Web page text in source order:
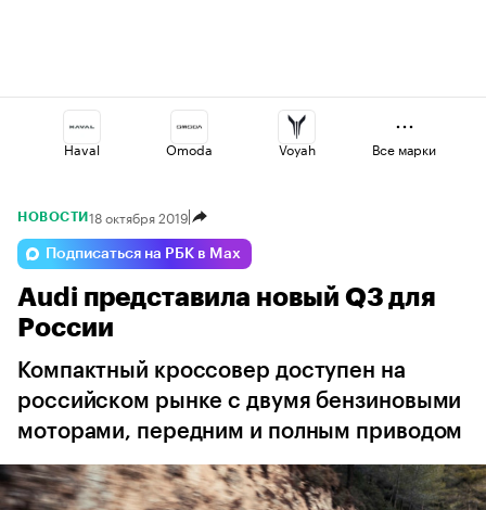
Haval Omoda Voyah
Geely Lada
Esteo Jaecoo Volga
Все марки
НОВОСТИ 18 октября 2019
Подписаться на РБК в Max
Audi представила новый Q3 для
России
Компактный кроссовер доступен на
российском рынке с двумя бензиновыми
моторами, передним и полным приводом